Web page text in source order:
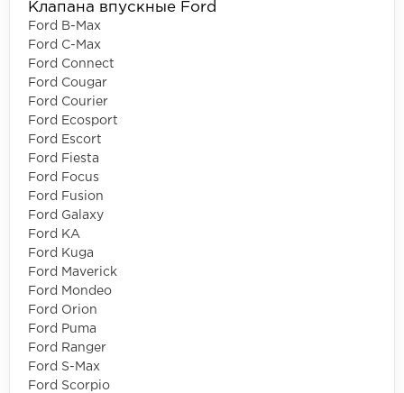
Клапана впускные Ford
Ford B-Max
Ford C-Max
Ford Connect
Ford Cougar
Ford Courier
Ford Ecosport
Ford Escort
Ford Fiesta
Ford Focus
Ford Fusion
Ford Galaxy
Ford KA
Ford Kuga
Ford Maverick
Ford Mondeo
Ford Orion
Ford Puma
Ford Ranger
Ford S-Max
Ford Scorpio